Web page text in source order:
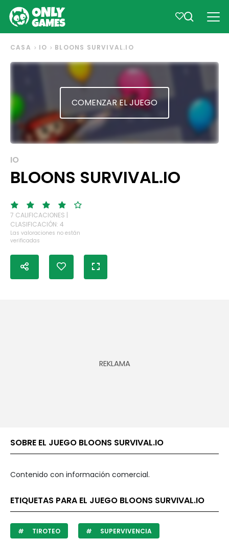
CASA IO BLOONS SURVIVAL.IO
COMENZAR EL JUEGO
IO
BLOONS SURVIVAL.IO
7 CALIFICACIONES |
CLASIFICACIÓN: 4
Las valoraciones no están
verificadas
SOBRE EL JUEGO BLOONS SURVIVAL.IO
Contenido con información comercial.
ETIQUETAS PARA EL JUEGO BLOONS SURVIVAL.IO
TIROTEO SUPERVIVENCIA